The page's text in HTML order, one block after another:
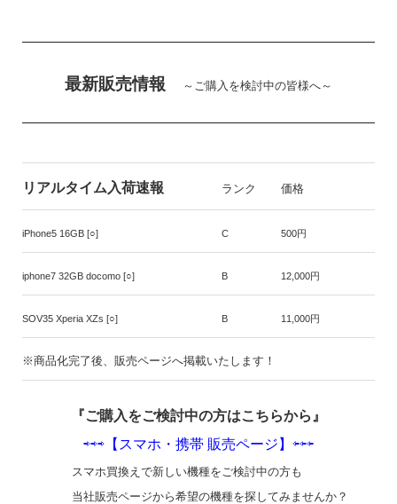
最新販売情報 ～ご購入を検討中の皆様へ～
リアルタイム入荷速報 ランク 価格
iPhone5 16GB [○] C 500円
iphone7 32GB docomo [○] B 12,000円
SOV35 Xperia XZs [○] B 11,000円
※商品化完了後、販売ページへ掲載いたします！
『ご購入をご検討中の方はこちらから』
⇨⇨⇨【スマホ・携帯 販売ページ】⇦⇦⇦
スマホ買換えで新しい機種をご検討中の方も
当社販売ページから希望の機種を探してみませんか？